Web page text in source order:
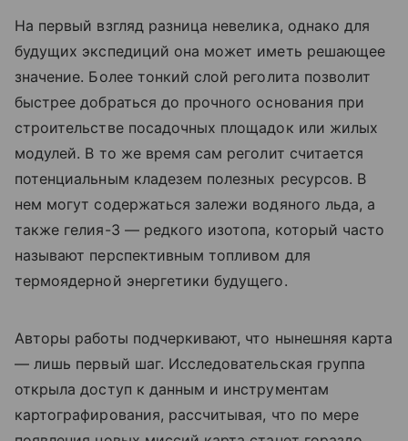
На первый взгляд разница невелика, однако для
будущих экспедиций она может иметь решающее
значение. Более тонкий слой реголита позволит
быстрее добраться до прочного основания при
строительстве посадочных площадок или жилых
модулей. В то же время сам реголит считается
потенциальным кладезем полезных ресурсов. В
нем могут содержаться залежи водяного льда, а
также гелия-3 — редкого изотопа, который часто
называют перспективным топливом для
термоядерной энергетики будущего.
Авторы работы подчеркивают, что нынешняя карта
— лишь первый шаг. Исследовательская группа
открыла доступ к данным и инструментам
картографирования, рассчитывая, что по мере